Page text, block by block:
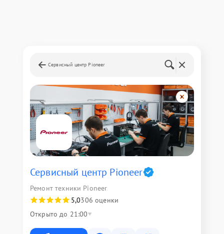
Сервисный центр Pioneer
Сервисный центр Pioneer
Ремонт техники Pioneer
5,0306 оценки
Открыто до 21:00